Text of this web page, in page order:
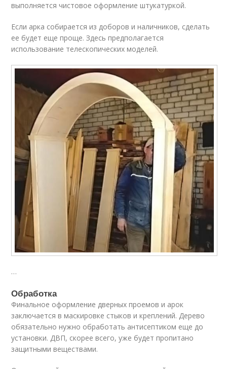
выполняется чистовое оформление штукатуркой.
Если арка собирается из доборов и наличников, сделать
ее будет еще проще. Здесь предполагается
использование телескопических моделей.
…
Обработка
Финальное оформление дверных проемов и арок
заключается в маскировке стыков и креплений. Дерево
обязательно нужно обработать антисептиком еще до
установки. ДВП, скорее всего, уже будет пропитано
защитными веществами.